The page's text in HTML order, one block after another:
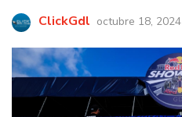
ClickGdl octubre 18, 2024